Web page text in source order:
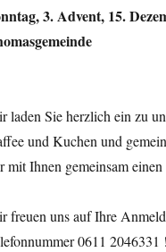
3. Advent, 15.
laden Sie herzlich ein zu
und Kuchen und
mit Ihnen gemeinsam
freuen uns auf Ihre
0611 2046331 !